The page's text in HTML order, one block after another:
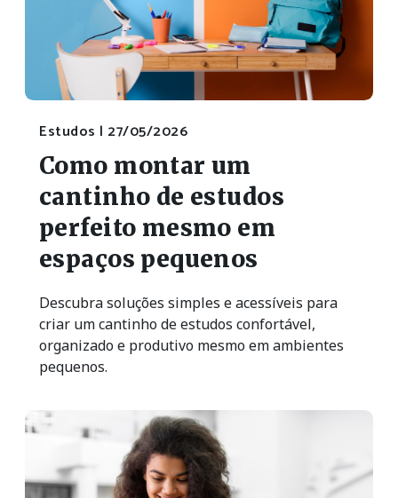
Estudos | 27/05/2026
Como montar um
cantinho de estudos
perfeito mesmo em
espaços pequenos
Descubra soluções simples e acessíveis para
criar um cantinho de estudos confortável,
organizado e produtivo mesmo em ambientes
pequenos.